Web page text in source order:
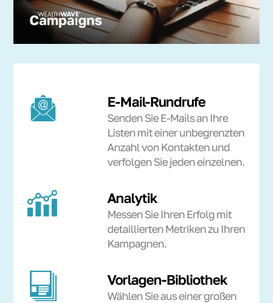
E-Mail-Rundrufe
Senden Sie E-Mails an Ihre
Listen mit einer unbegrenzten
Anzahl von Kontakten und
verfolgen Sie jeden einzelnen.
Analytik
Messen Sie Ihren Erfolg mit
detaillierten Metriken zu Ihren
Kampagnen.
Vorlagen-Bibliothek
Wählen Sie aus einer großen